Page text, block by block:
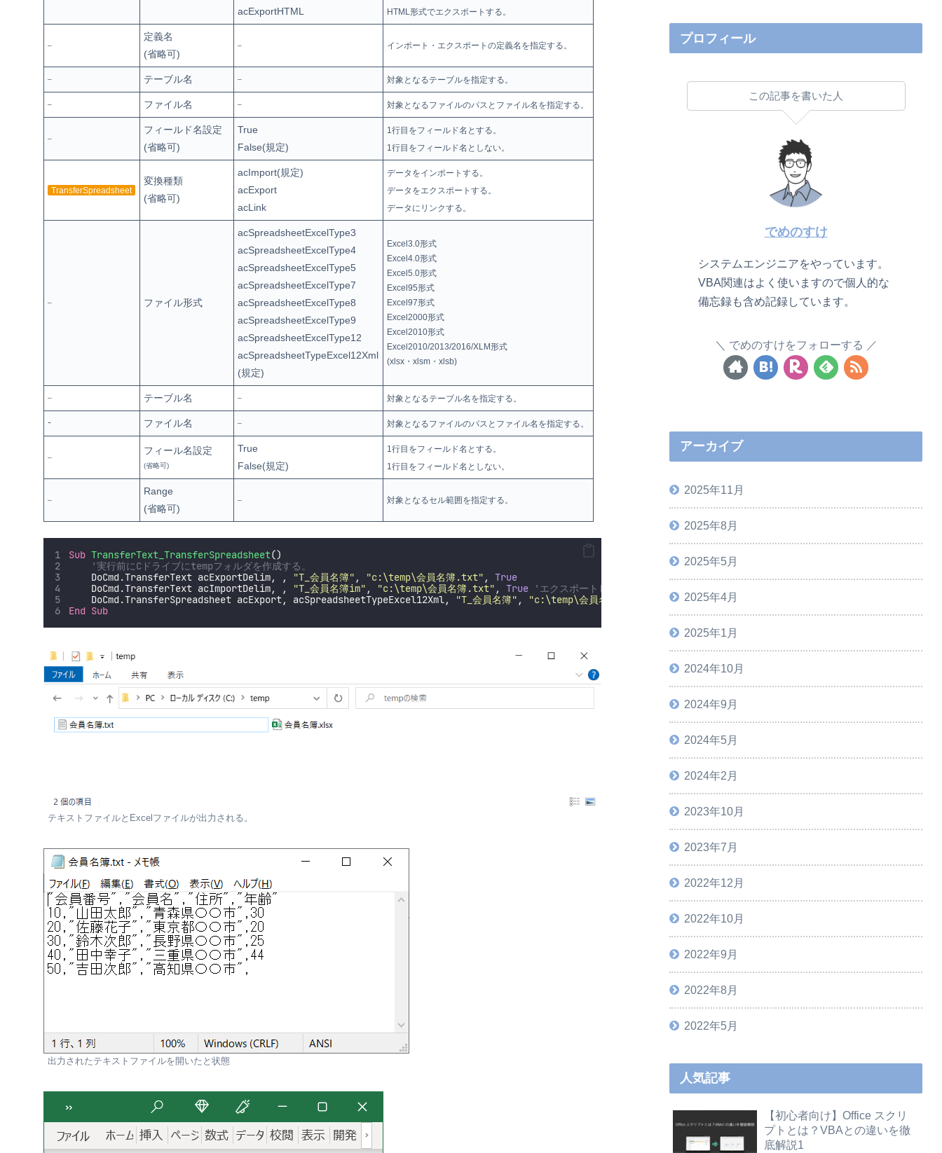
acExportHTML
HTML形式でエクスポートする。
–
定義名
(省略可)
– インポート・エクスポートの定義名を指定する。
– テーブル名 – 対象となるテーブルを指定する。
– ファイル名 – 対象となるファイルのパスとファイル名を指定する。
–
フィールド名設定
(省略可)
True
False(規定)
1行目をフィールド名とする。
1行目をフィールド名としない。
TransferSpreadsheet
変換種類
(省略可)
acImport(規定)
acExport
acLink
データをインポートする。
データをエクスポートする。
データにリンクする。
– ファイル形式
acSpreadsheetExcelType3
acSpreadsheetExcelType4
acSpreadsheetExcelType5
acSpreadsheetExcelType7
acSpreadsheetExcelType8
acSpreadsheetExcelType9
acSpreadsheetExcelType12
acSpreadsheetTypeExcel12Xml
(規定)
Excel3.0形式
Excel4.0形式
Excel5.0形式
Excel95形式
Excel97形式
Excel2000形式
Excel2010形式
Excel2010/2013/2016/XLM形式
(xlsx・xlsm・xlsb)
– テーブル名 – 対象となるテーブル名を指定する。
ｰ ファイル名 – 対象となるファイルのパスとファイル名を指定する。
–
フィール名設定
(省略可)
True
False(規定)
1行目をフィールド名とする。
1行目をフィールド名としない。
–
Range
(省略可)
– 対象となるセル範囲を指定する。
Sub TransferText_TransferSpreadsheet()
'実行前にCドライブにtempフォルダを作成する。
    DoCmd.TransferText acExportDelim, ,
"T_会員名簿" , "c:\temp\会員名簿.txt" ,
True
    DoCmd.TransferText acImportDelim, ,
"T_会員名簿im" , "c:\temp\会員名簿.txt" , True
'エクスポートしたファイルをインポート。
    DoCmd.TransferSpreadsheet acExport, acSpreadsheetTypeExcel12Xml,
"T_会員名簿" , "c:\temp\会員名簿.xlsx
True
End Sub
テキストファイルとExcelファイルが出力される。
出力されたテキストファイルを開いたと状態
プロフィール
この記事を書いた人
でめのすけ
システムエンジニアをやっています。
VBA関連はよく使いますので個人的な
備忘録も含め記録しています。
でめのすけをフォローする
アーカイブ
2025年11月
2025年8月
2025年5月
2025年4月
2025年1月
2024年10月
2024年9月
2024年5月
2024年2月
2023年10月
2023年7月
2022年12月
2022年10月
2022年9月
2022年8月
2022年5月
人気記事
【初心者向け】Office スクリ
プトとは？VBAとの違いを徹
底解説1